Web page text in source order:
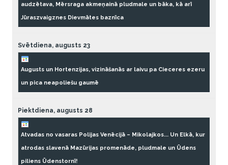
audzētava, Mērsraga akmeņainā pludmale un bāka, kā arī
Jūraszvaigznes Dievmātes baznīca
Svētdiena, augusts 23
Augusts un Hortenzijas, vizināšanās ar laivu pa Cieceres ezeru
un pica neapoliešu gaumē
Piektdiena, augusts 28
Atvadas no vasaras Polijas Venēcijā – Mikolajkos... Un Elkā, kur
atrodas slavenā Mazūrijas promenāde, pludmale un Ūdens
piliens Ūdenstornī!